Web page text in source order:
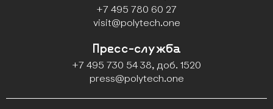
+7 495 780 60 27
visit@polytech.one
Пресс-служба
+7 495 730 54 38, доб. 1520
press@polytech.one